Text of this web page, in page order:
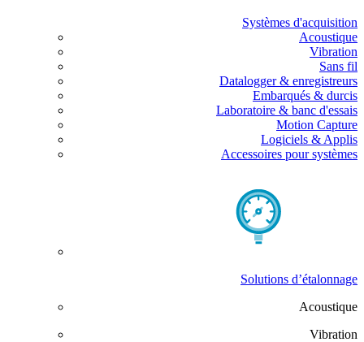
Systèmes d'acquisition
Acoustique
Vibration
Sans fil
Datalogger & enregistreurs
Embarqués & durcis
Laboratoire & banc d'essais
Motion Capture
Logiciels & Applis
Accessoires pour systèmes
Solutions d’étalonnage
Acoustique
Vibration